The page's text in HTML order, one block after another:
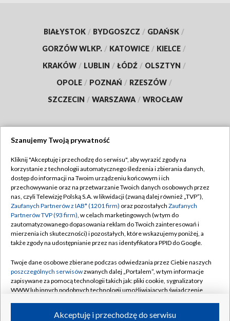
BIAŁYSTOK / BYDGOSZCZ / GDAŃSK /
GORZÓW WLKP. / KATOWICE / KIELCE /
KRAKÓW / LUBLIN / ŁÓDŹ / OLSZTYN /
OPOLE / POZNAŃ / RZESZÓW /
SZCZECIN / WARSZAWA / WROCŁAW
TVP
Abonament TVP
Emisja w TVP
Centrum informacji TVP
Naziemna Telewizja Cyfrowa
Rada Programowa
System NOS
Informacje o nadawcy
Regulamin TVP
Polityka prywatności
Moje zgody
Pomoc
Kontakt
Kanały
Szanujemy Twoją prywatność
Kliknij "Akceptuję i przechodzę do serwisu", aby wyrazić zgody na
korzystanie z technologii automatycznego śledzenia i zbierania danych,
dostęp do informacji na Twoim urządzeniu końcowym i ich
przechowywanie oraz na przetwarzanie Twoich danych osobowych przez
nas, czyli Telewizję Polską S.A. w likwidacji (zwaną dalej również „TVP”),
Zaufanych Partnerów z IAB* (1201 firm) oraz pozostałych Zaufanych
Partnerów TVP (93 firm), w celach marketingowych (w tym do
zautomatyzowanego dopasowania reklam do Twoich zainteresowań i
mierzenia ich skuteczności) i pozostałych, które wskazujemy poniżej, a
także zgody na udostępnianie przez nas identyfikatora PPID do Google.
Twoje dane osobowe zbierane podczas odwiedzania przez Ciebie naszych
poszczególnych serwisówzwanych dalej „Portalem”, w tym informacje
zapisywane za pomocą technologii takich jak: pliki cookie, sygnalizatory
WWW lub innych podobnych technologii umożliwiających świadczenie
ruchu w Internecie.Akceptuję i przechodzę do serwisu